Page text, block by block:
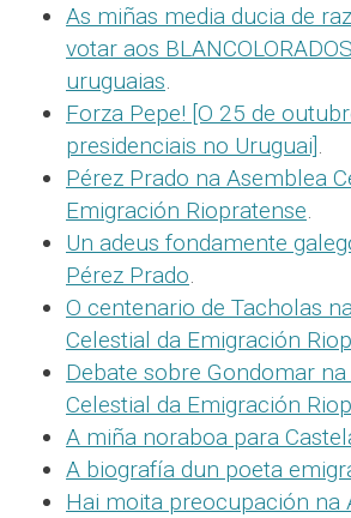
As miñas media ducia de
votar aos
uruguaias.
Forza Pepe! [O 25 de
presidenciais no Uruguai].
Pérez Prado na Asemblea
Emigración Riopratense.
Un adeus fondamente
Pérez Prado.
O centenario de Tacholas
Celestial da Emigración
Debate sobre Gondomar
Celestial da Emigración
A miña noraboa para
A biografía dun poeta
Hai moita preocupación na